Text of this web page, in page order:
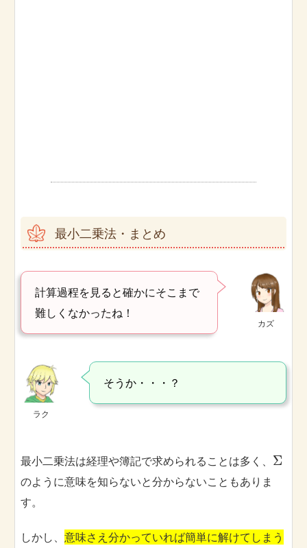
最小二乗法・まとめ
カズ
計算過程を見ると確かにそこまで
難しくなかったね！
ラク
そうか・・・？
最小二乗法は経理や簿記で求められることは多く、 Σ
のように意味を知らないと分からないこともありま
す。
しかし、 意味さえ分かっていれば簡単に解けてしまう